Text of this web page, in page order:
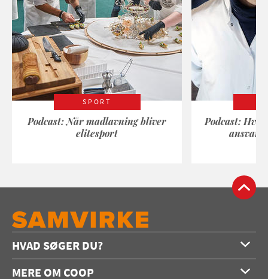
SPORT
Podcast: Når madlavning bliver
elitesport
Podcast:
HVAD SØGER DU?
Forside
MERE OM COOP